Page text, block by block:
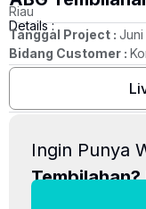
Riau
Details :
Tanggal Project :
Bidang Customer :
Ingin Punya
Tembilahan?